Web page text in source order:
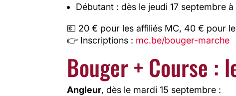
Débutant : dès le jeudi 17 septembre à
💶 20 € pour les affiliés MC, 40 € pour
👉 Inscriptions : mc.be/bouger-marche
Bouger + Course :
Angleur, dès le mardi 15 septembre :